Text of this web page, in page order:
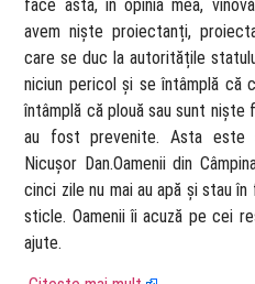
face asta, în opinia mea,
avem niște proiectanți,
care se duc la autoritățile
niciun pericol și se întâmplă că
întâmplă că plouă sau sunt
au fost prevenite. Asta este
Nicușor Dan.Oamenii din
cinci zile nu mai au apă și stau
sticle. Oamenii îi acuză pe cei
ajute.